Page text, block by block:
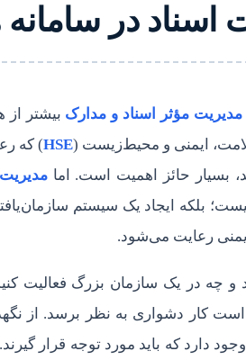
اسناد در
مدیریت مؤثر اسناد و مدارک بیشتر از
ایمنی و محیط‌زیست (HSE) که
بسیار حائز اهمیت است. اما
بلکه ایجاد یک سیستم
رعایت می‌شود.
در یک سازمان بزرگ فعالیت
کار دشواری به نظر برسد. از
دارد که باید مورد توجه قرار